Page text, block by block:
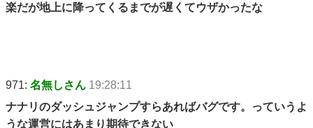
楽だが地上に降ってくるまでが遅くてウザかったな
971: 名無しさん 19:28:11
ナナリのダッシュジャンプすらあればバグです。っていうよ
うな運営にはあまり期待できない